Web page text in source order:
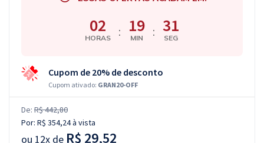
02
HORAS : 19
MIN : 30
SEG
Cupom de 20% de desconto
Cupom ativado: GRAN20-OFF
De: R$ 442,80
Por: R$ 354,24à vista
ou 12x de R$ 29,52